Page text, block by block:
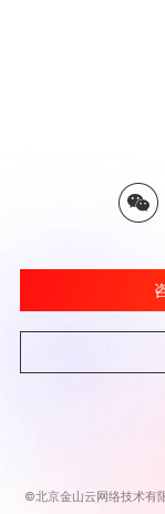
©北京金山云网络技术有